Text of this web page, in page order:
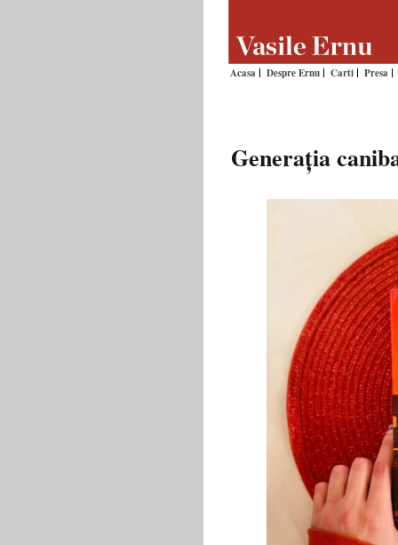
Acasa Despre Ernu Carti Presa
Generația